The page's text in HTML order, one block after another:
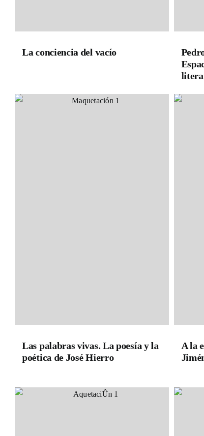
La conciencia del vacío
Las palabras vivas. La poesía y la
poética de José Hierro
A la